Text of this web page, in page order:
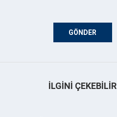
İLGINI ÇEKEBILIR